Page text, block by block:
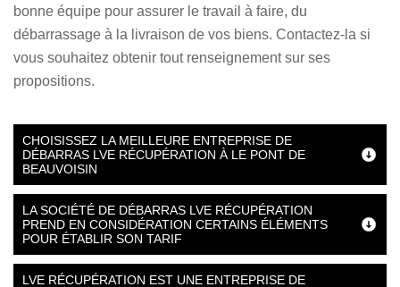
bonne équipe pour assurer le travail à faire, du
débarrassage à la livraison de vos biens. Contactez-la si
vous souhaitez obtenir tout renseignement sur ses
propositions.
CHOISISSEZ LA MEILLEURE ENTREPRISE DE
DÉBARRAS LVE RÉCUPÉRATION À LE PONT DE
BEAUVOISIN
LA SOCIÉTÉ DE DÉBARRAS LVE RÉCUPÉRATION
PREND EN CONSIDÉRATION CERTAINS ÉLÉMENTS
POUR ÉTABLIR SON TARIF
LVE RÉCUPÉRATION EST UNE ENTREPRISE DE